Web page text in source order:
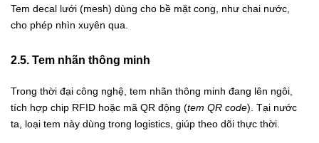
Tem decal lưới (mesh) dùng cho bề mặt cong, như chai nước,
cho phép nhìn xuyên qua.
2.5. Tem nhãn thông minh
Trong thời đại công nghệ, tem nhãn thông minh đang lên ngôi,
tích hợp chip RFID hoặc mã QR động (tem QR code). Tại nước
ta, loại tem này dùng trong logistics, giúp theo dõi thực thời.